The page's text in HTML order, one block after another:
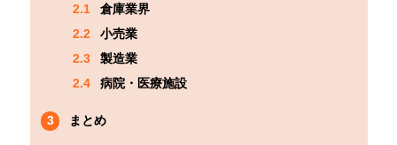
2.1
倉庫業界
2.2
小売業
2.3
製造業
2.4
病院・医療施設
3 まとめ